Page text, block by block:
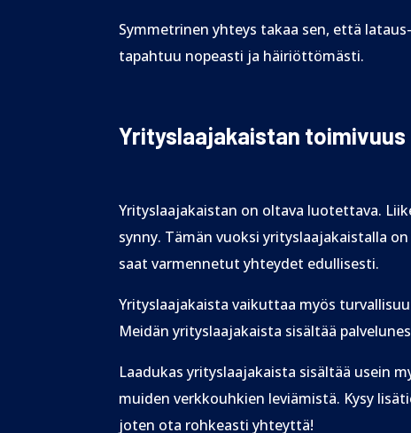
Symmetrinen yhteys takaa sen, että
tapahtuu nopeasti ja häiriöttömästi.
Yrityslaajakaistan toimivuus
Yrityslaajakaistan on oltava luotettava.
synny. Tämän vuoksi yrityslaajakaistalla
saat varmennetut yhteydet edullisesti.
Yrityslaajakaista vaikuttaa myös
Meidän yrityslaajakaista sisältää
Laadukas yrityslaajakaista sisältää usein
muiden verkkouhkien leviämistä. Kysy
joten ota rohkeasti yhteyttä!